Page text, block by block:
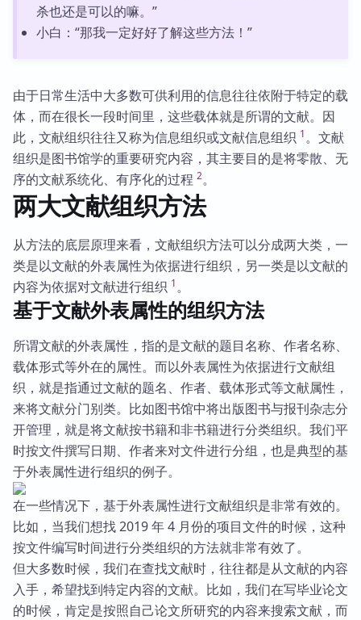
杀也还是可以的嘛。”
小白：“那我一定好好了解这些方法！”
由于日常生活中大多数可供利用的信息往往依附于特定的载
体，而在很长一段时间里，这些载体就是所谓的文献。因
此，文献组织往往又称为信息组织或文献信息组织 1。文献
组织是图书馆学的重要研究内容，其主要目的是将零散、无
序的文献系统化、有序化的过程 2。
两大文献组织方法
从方法的底层原理来看，文献组织方法可以分成两大类，一
类是以文献的外表属性为依据进行组织，另一类是以文献的
内容为依据对文献进行组织 1。
基于文献外表属性的组织方法
所谓文献的外表属性，指的是文献的题目名称、作者名称、
载体形式等外在的属性。而以外表属性为依据进行文献组
织，就是指通过文献的题名、作者、载体形式等文献属性，
来将文献分门别类。比如图书馆中将出版图书与报刊杂志分
开管理，就是将文献按书籍和非书籍进行分类组织。我们平
时按文件撰写日期、作者来对文件进行分组，也是典型的基
于外表属性进行组织的例子。
在一些情况下，基于外表属性进行文献组织是非常有效的。
比如，当我们想找 2019 年 4 月份的项目文件的时候，这种
按文件编写时间进行分类组织的方法就非常有效了。
但大多数时候，我们在查找文献时，往往都是从文献的内容
入手，希望找到特定内容的文献。比如，我们在写毕业论文
的时候，肯定是按照自己论文所研究的内容来搜索文献，而